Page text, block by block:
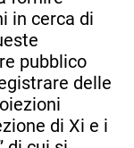
in cerca di
pubblico
delle
di Xi e i